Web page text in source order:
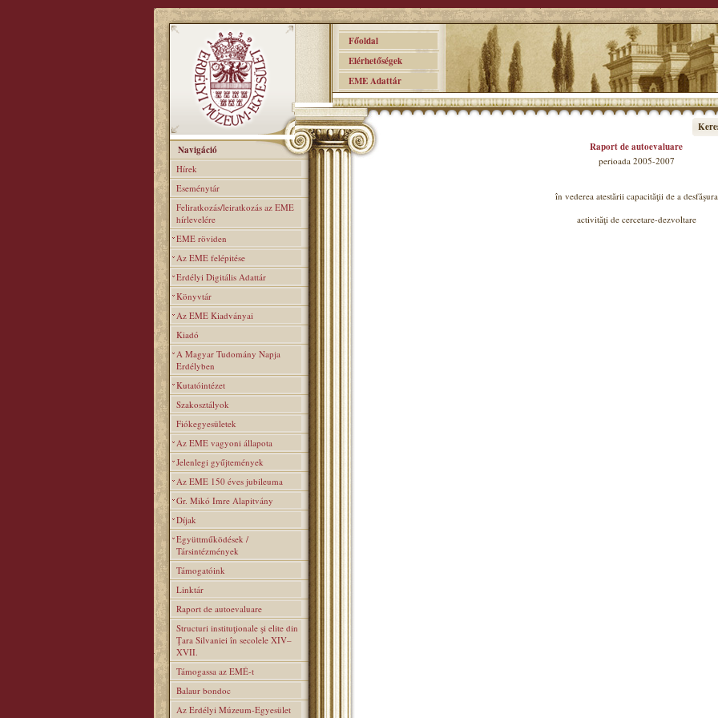
Főoldal
Elérhetőségek
EME Adattár
Navigáció
Hírek
Eseménytár
Feliratkozás/leiratkozás az EME
hírlevelére
EME röviden
Az EME felépitése
Erdélyi Digitális Adattár
Könyvtár
Az EME Kiadványai
Kiadó
A Magyar Tudomány Napja
Erdélyben
Kutatóintézet
Szakosztályok
Fiókegyesületek
Az EME vagyoni állapota
Jelenlegi gyűjtemények
Az EME 150 éves jubileuma
Gr. Mikó Imre Alapitvány
Díjak
Együttműködések /
Társintézmények
Támogatóink
Linktár
Raport de autoevaluare
Structuri instituţionale şi elite din
Ţara Silvaniei în secolele XIV–
XVII.
Támogassa az EMÉ-t
Balaur bondoc
Az Erdélyi Múzeum-Egyesület
Raport de autoevaluare
perioada 2005-2007
în vederea atestării capacităţii de a desfăşura
activităţi de cercetare-dezvoltare